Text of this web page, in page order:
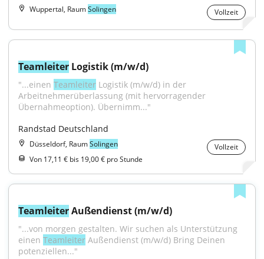
Wuppertal, RaumSolingen Vollzeit
Teamleiter Logistik (m/w/d)
"...einen Teamleiter Logistik (m/w/d) in der
Arbeitnehmerüberlassung (mit hervorragender
Übernahmeoption). Übernimm..."
Randstad Deutschland
Düsseldorf, RaumSolingen
Vollzeit
Von 17,11 € bis 19,00 € pro Stunde
Teamleiter Außendienst (m/w/d)
"...von morgen gestalten. Wir suchen als Unterstützung
einen Teamleiter Außendienst (m/w/d) Bring Deinen
potenziellen..."